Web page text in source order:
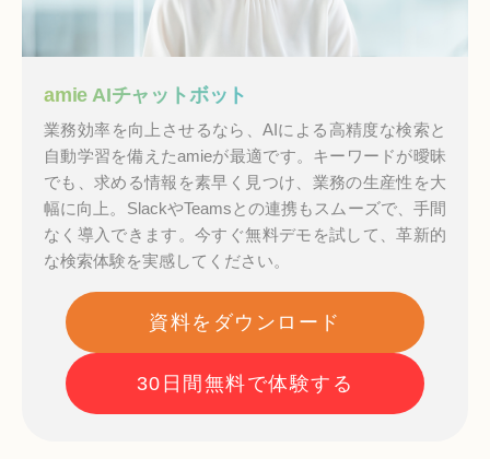
amie AIチャットボット
業務効率を向上させるなら、AIによる高精度な検索と
自動学習を備えたamieが最適です。キーワードが曖昧
でも、求める情報を素早く見つけ、業務の生産性を大
幅に向上。SlackやTeamsとの連携もスムーズで、手間
なく導入できます。今すぐ無料デモを試して、革新的
な検索体験を実感してください。
資料をダウンロード
30日間無料で体験する